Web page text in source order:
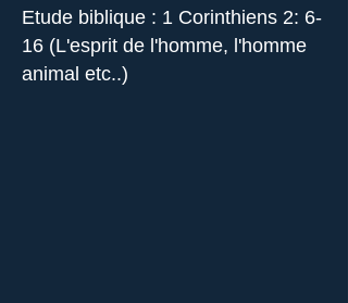
Etude biblique : 1 Corinthiens 2: 6-
16 (L'esprit de l'homme, l'homme
animal etc..)